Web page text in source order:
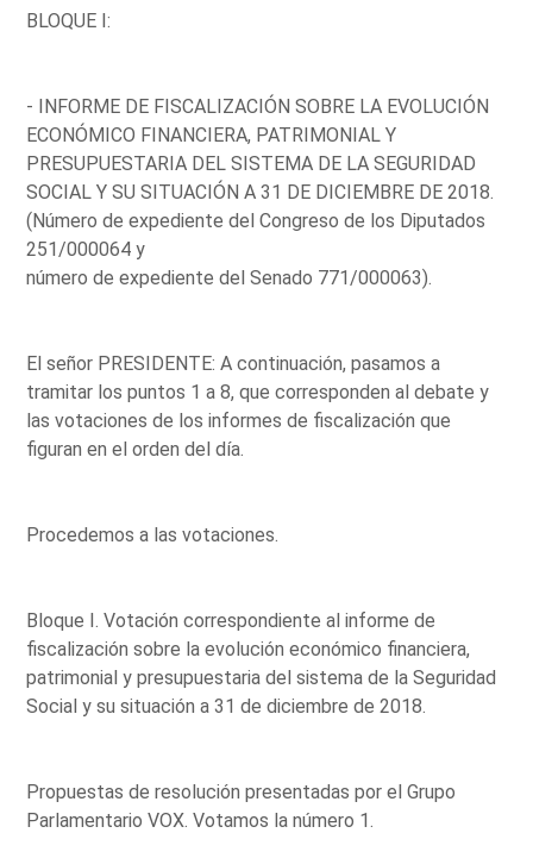
BLOQUE I:
- INFORME DE FISCALIZACIÓN SOBRE LA EVOLUCIÓN
ECONÓMICO FINANCIERA, PATRIMONIAL Y
PRESUPUESTARIA DEL SISTEMA DE LA SEGURIDAD
SOCIAL Y SU SITUACIÓN A 31 DE DICIEMBRE DE 2018.
(Número de expediente del Congreso de los Diputados
251/000064 y
número de expediente del Senado 771/000063).
El señor PRESIDENTE: A continuación, pasamos a
tramitar los puntos 1 a 8, que corresponden al debate y
las votaciones de los informes de fiscalización que
figuran en el orden del día.
Procedemos a las votaciones.
Bloque I. Votación correspondiente al informe de
fiscalización sobre la evolución económico financiera,
patrimonial y presupuestaria del sistema de la Seguridad
Social y su situación a 31 de diciembre de 2018.
Propuestas de resolución presentadas por el Grupo
Parlamentario VOX. Votamos la número 1.